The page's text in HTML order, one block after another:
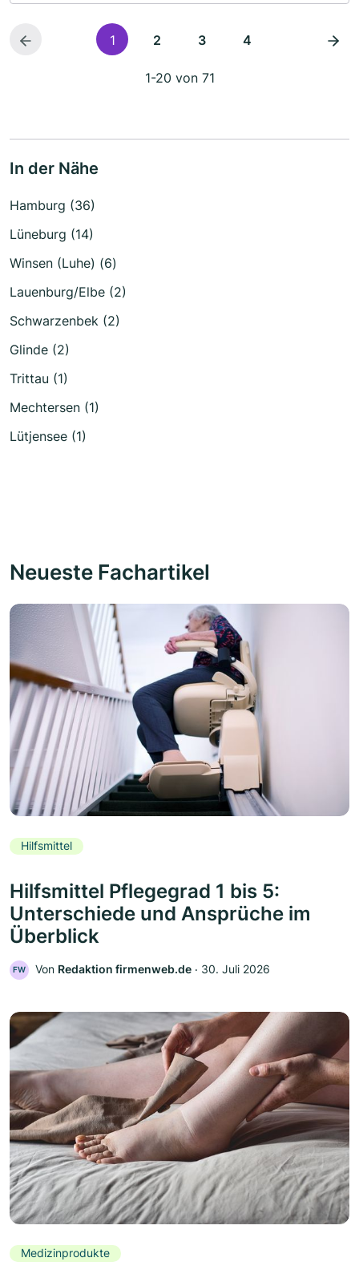
1 2 3 4
1-20 von 71
In der Nähe
Hamburg (36)
Lüneburg (14)
Winsen (Luhe) (6)
Lauenburg/Elbe (2)
Schwarzenbek (2)
Glinde (2)
Trittau (1)
Mechtersen (1)
Lütjensee (1)
Neueste Fachartikel
Hilfsmittel
Hilfsmittel Pflegegrad 1 bis 5:
Unterschiede und Ansprüche im
Überblick
FW Von Redaktion firmenweb.de ‧ 30. Juli 2026
Medizinprodukte